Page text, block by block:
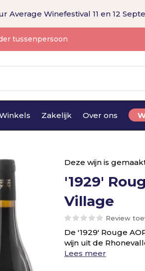
Zakelijk Over ons
tussenpersoon
Average Winefestival 11 en 12
Deze wijn is
'1929'
Village
Review
De '1929' Rouge
wijn uit de
Lees meer